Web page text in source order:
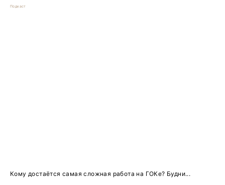
Подкаст
Кому достаётся самая сложная работа на ГОКе? Будни...